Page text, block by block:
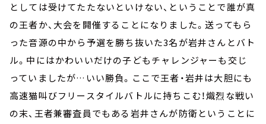
としては受けてたたないといけない、ということで誰が真
の王者か、大会を開催することになりました。送ってもら
った音源の中から予選を勝ち抜いた3名が岩井さんとバト
ル。中にはかわいいだけの子どもチャレンジャーも交じ
っていましたが…いい勝負。ここで王者・岩井は大胆にも
高速猫叫びフリースタイルバトルに持ちこむ！熾烈な戦い
の末、王者兼審査員でもある岩井さんが防衛ということに